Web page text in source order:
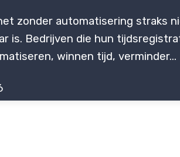
zonder automatisering straks
is. Bedrijven die hun
winnen tijd, verminder...